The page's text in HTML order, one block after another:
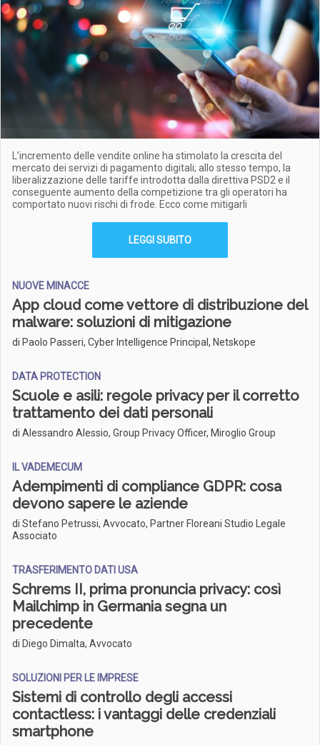
L’incremento delle vendite online ha stimolato la crescita del
mercato dei servizi di pagamento digitali; allo stesso tempo, la
liberalizzazione delle tariffe introdotta dalla direttiva PSD2 e il
conseguente aumento della competizione tra gli operatori ha
comportato nuovi rischi di frode. Ecco come mitigarli
LEGGI SUBITO
NUOVE MINACCE
App cloud come vettore di distribuzione del
malware: soluzioni di mitigazione
di Paolo Passeri, Cyber Intelligence Principal, Netskope
DATA PROTECTION
Scuole e asili: regole privacy per il corretto
trattamento dei dati personali
di Alessandro Alessio, Group Privacy Officer, Miroglio Group
IL VADEMECUM
Adempimenti di compliance GDPR: cosa
devono sapere le aziende
di Stefano Petrussi, Avvocato, Partner Floreani Studio Legale
Associato
TRASFERIMENTO DATI USA
Schrems II, prima pronuncia privacy: così
Mailchimp in Germania segna un
precedente
di Diego Dimalta, Avvocato
SOLUZIONI PER LE IMPRESE
Sistemi di controllo degli accessi
contactless: i vantaggi delle credenziali
smartphone